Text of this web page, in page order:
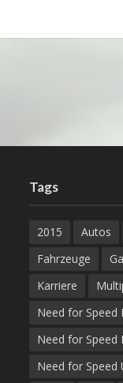
Tags
2015 Autos
Fahrzeuge
Karriere
Need for Speed
Need for Speed
Need for Speed